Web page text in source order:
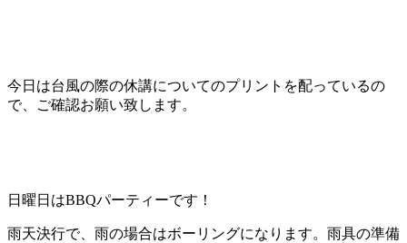
今日は台風の際の休講についてのプリントを配っているの
で、ご確認お願い致します。
日曜日はBBQパーティーです！
雨天決行で、雨の場合はボーリングになります。雨具の準備